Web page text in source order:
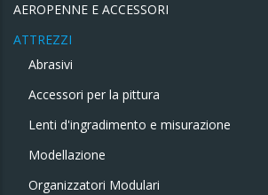
AEROPENNE E ACCESSORI
ATTREZZI
Abrasivi
Accessori per la pittura
Lenti d'ingradimento e misurazione
Modellazione
Organizzatori Modulari